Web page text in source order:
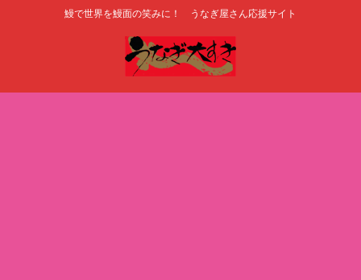
鰻で世界を鰻面の笑みに！ うなぎ屋さん応援サイト